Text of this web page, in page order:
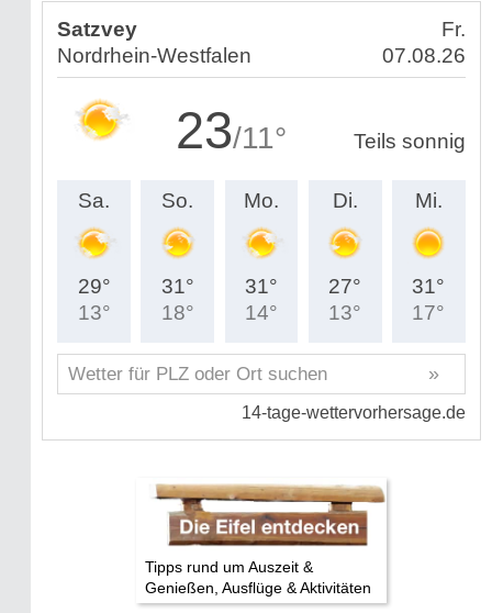
Tipps rund um Auszeit &
Genießen, Ausflüge & Aktivitäten